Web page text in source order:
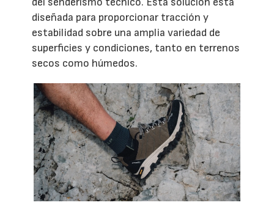
diseñada para proporcionar tracción y
estabilidad sobre una amplia variedad de
superficies y condiciones, tanto en terrenos
secos como húmedos.